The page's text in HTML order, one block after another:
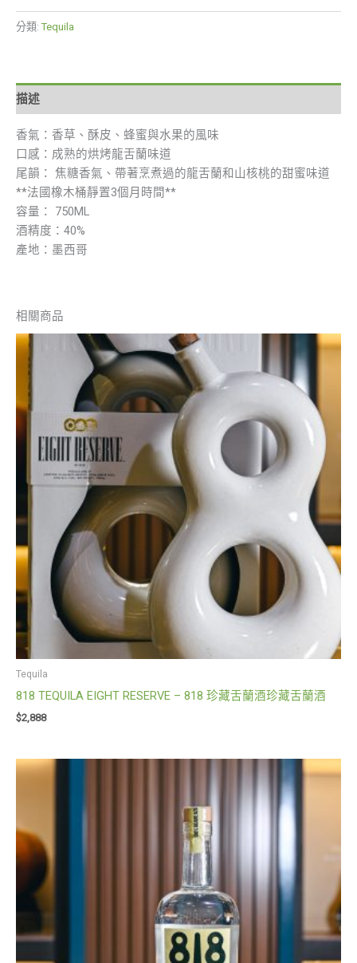
分類:Tequila
描述
香氣：香草、酥皮、蜂蜜與水果的風味
口感：成熟的烘烤龍舌蘭味道
尾韻： 焦糖香氣、帶著烹煮過的龍舌蘭和山核桃的甜蜜味道
**法國橡木桶靜置3個月時間**
容量： 750ML
酒精度：40%
產地：墨西哥
相關商品
Tequila
818 TEQUILA EIGHT RESERVE – 818 珍藏舌蘭酒珍藏舌蘭酒
$2,888